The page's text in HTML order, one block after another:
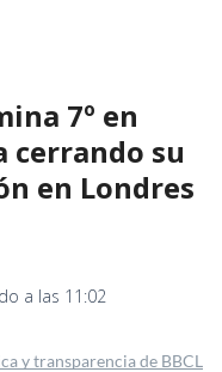
7º en
cerrando su
en Londres
a las 11:02
y transparencia de BBCL